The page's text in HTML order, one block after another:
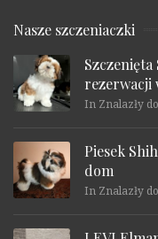
Nasze szczeniaczki
rezerwacji
In Znalazły
Piesek
dom
In Znalazły